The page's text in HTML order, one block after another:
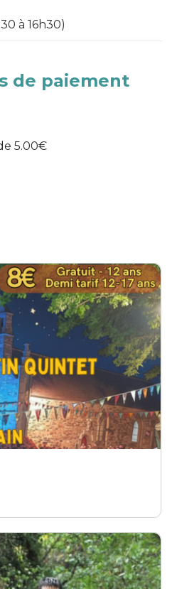
à 16h30)
de paiement
5.00€